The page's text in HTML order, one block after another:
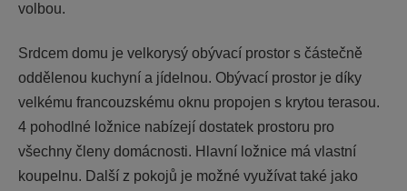
volbou.
Srdcem domu je velkorysý obývací prostor s částečně
oddělenou kuchyní a jídelnou. Obývací prostor je díky
velkému francouzskému oknu propojen s krytou terasou.
4 pohodlné ložnice nabízejí dostatek prostoru pro
všechny členy domácnosti. Hlavní ložnice má vlastní
koupelnu. Další z pokojů je možné využívat také jako